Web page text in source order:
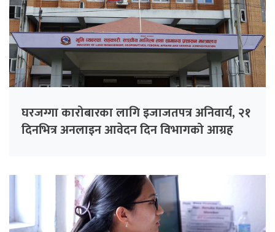
घरजग्गा कारोबारका लागि इजाजतपत्र अनिवार्य, २१
दिनभित्र अनलाइन आवेदन दिन विभागको आग्रह